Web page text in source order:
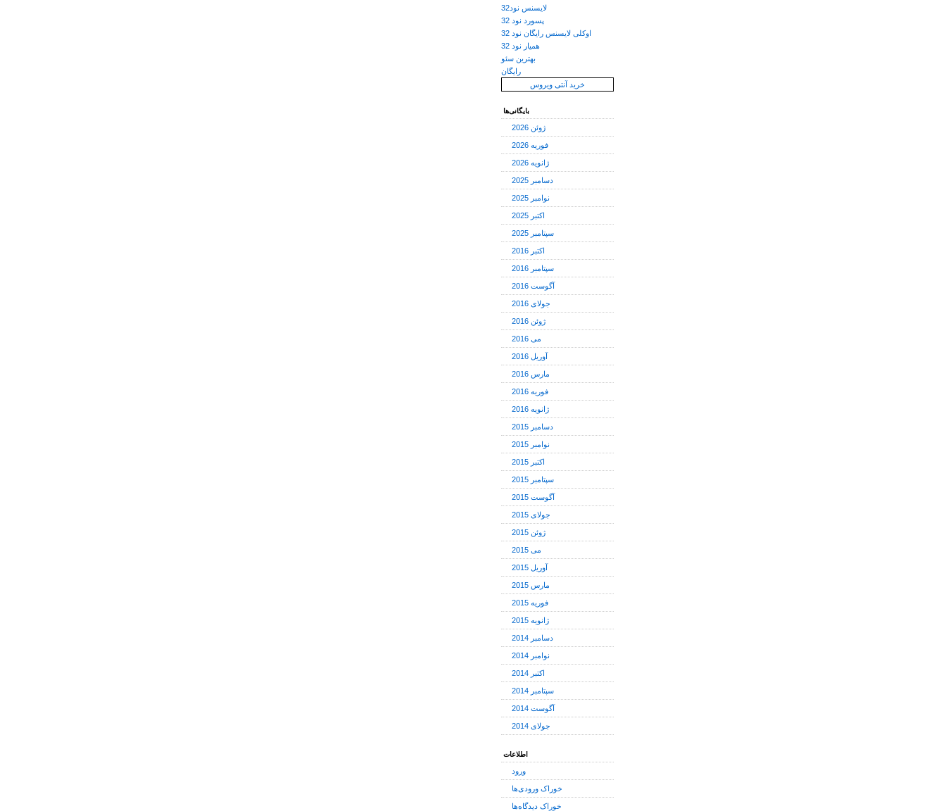
لایسنس نود32
پسورد نود 32
اوکلی لایسنس رایگان نود 32
همیار نود 32
بهترین سئو
رایگان
خرید آنتی ویروس
بایگانی‌ها
ژوئن 2026
فوریه 2026
ژانویه 2026
دسامبر 2025
نوامبر 2025
اکتبر 2025
سپتامبر 2025
اکتبر 2016
سپتامبر 2016
آگوست 2016
جولای 2016
ژوئن 2016
می 2016
آوریل 2016
مارس 2016
فوریه 2016
ژانویه 2016
دسامبر 2015
نوامبر 2015
اکتبر 2015
سپتامبر 2015
آگوست 2015
جولای 2015
ژوئن 2015
می 2015
آوریل 2015
مارس 2015
فوریه 2015
ژانویه 2015
دسامبر 2014
نوامبر 2014
اکتبر 2014
سپتامبر 2014
آگوست 2014
جولای 2014
اطلاعات
ورود
خوراک ورودی‌ها
خوراک دیدگاه‌ها